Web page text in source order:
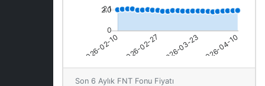
Son 6 Aylık FNT Fonu Fiyatı